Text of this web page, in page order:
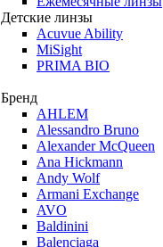
Детские линзы
Acuvue Ability
MiSight
PRIMA BIO
Бренд
AHLEM
Alessandro Bruno
Alexander McQueen
Ana Hickmann
Andy Wolf
Armani Exchange
AVO
Baldinini
Balenciaga